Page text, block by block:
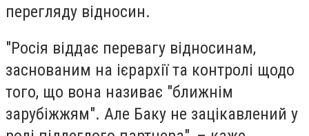
перегляду відносин.
"Росія віддає перевагу відносинам,
заснованим на ієрархії та контролі щодо
того, що вона називає "ближнім
зарубіжжям". Але Баку не зацікавлений у